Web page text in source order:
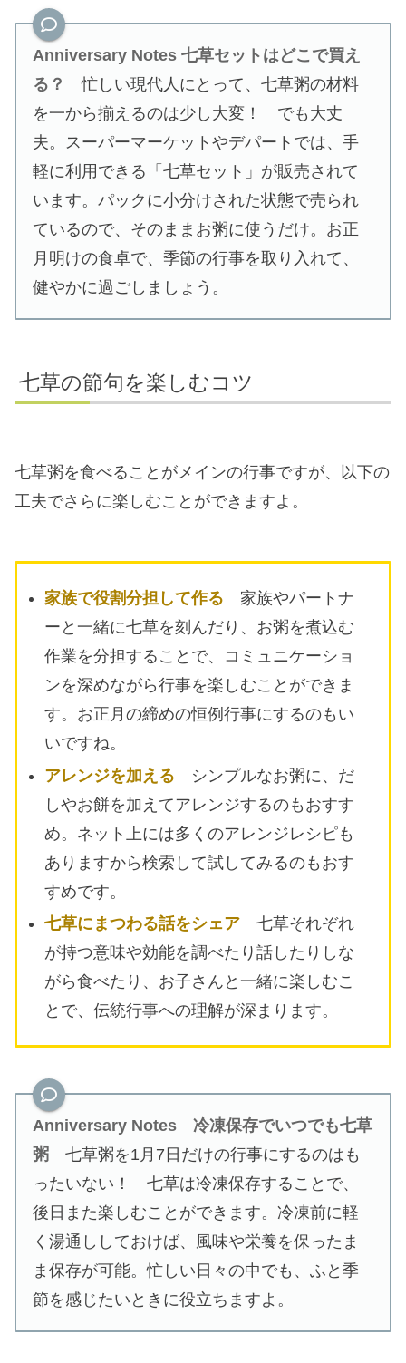
Anniversary Notes 七草セットはどこで買え
る？
忙しい現代人にとって、七草粥の材料
を一から揃えるのは少し大変！ でも大丈
夫。スーパーマーケットやデパートでは、手
軽に利用できる「七草セット」が販売されて
います。パックに小分けされた状態で売られ
ているので、そのままお粥に使うだけ。お正
月明けの食卓で、季節の行事を取り入れて、
健やかに過ごしましょう。
七草の節句を楽しむコツ
七草粥を食べることがメインの行事ですが、以下の
工夫でさらに楽しむことができますよ。
家族で役割分担して作る 家族やパートナ
ーと一緒に七草を刻んだり、お粥を煮込む
作業を分担することで、コミュニケーショ
ンを深めながら行事を楽しむことができま
す。お正月の締めの恒例行事にするのもい
いですね。
アレンジを加える シンプルなお粥に、だ
しやお餅を加えてアレンジするのもおすす
め。ネット上には多くのアレンジレシピも
ありますから検索して試してみるのもおす
すめです。
七草にまつわる話をシェア七草それぞれ
が持つ意味や効能を調べたり話したりしな
がら食べたり、お子さんと一緒に楽しむこ
とで、伝統行事への理解が深まります。
Anniversary Notes 冷凍保存でいつでも七草
粥 七草粥を1月7日だけの行事にするのはも
ったいない！ 七草は冷凍保存することで、
後日また楽しむことができます。冷凍前に軽
く湯通ししておけば、風味や栄養を保ったま
ま保存が可能。忙しい日々の中でも、ふと季
節を感じたいときに役立ちますよ。